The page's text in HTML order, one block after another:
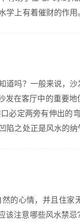
上有着催财的作用
道吗？一般来说，
发在客厅中的重要
必定两旁有伸出的
陷之处正是风水的纳
的心情，并且住家
该注意哪些风水禁